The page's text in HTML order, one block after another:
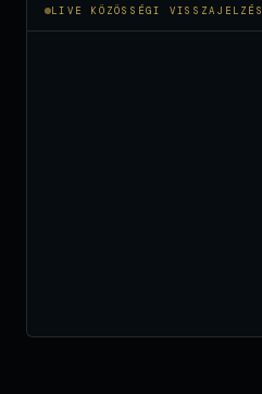
LIVE KÖZÖSSÉGI VISSZAJELZÉS